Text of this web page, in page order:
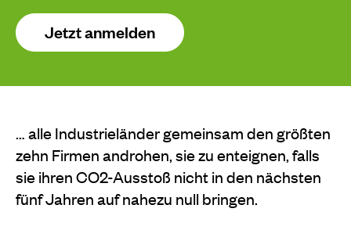
Jetzt anmelden
… alle Industrieländer gemeinsam den größten
zehn Firmen androhen, sie zu enteignen, falls
sie ihren CO2-Ausstoß nicht in den nächsten
fünf Jahren auf nahezu null bringen.